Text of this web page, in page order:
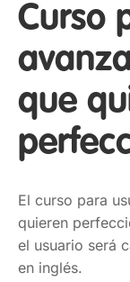
Curso
que
El curso para
quieren
el usuario será
en inglés.